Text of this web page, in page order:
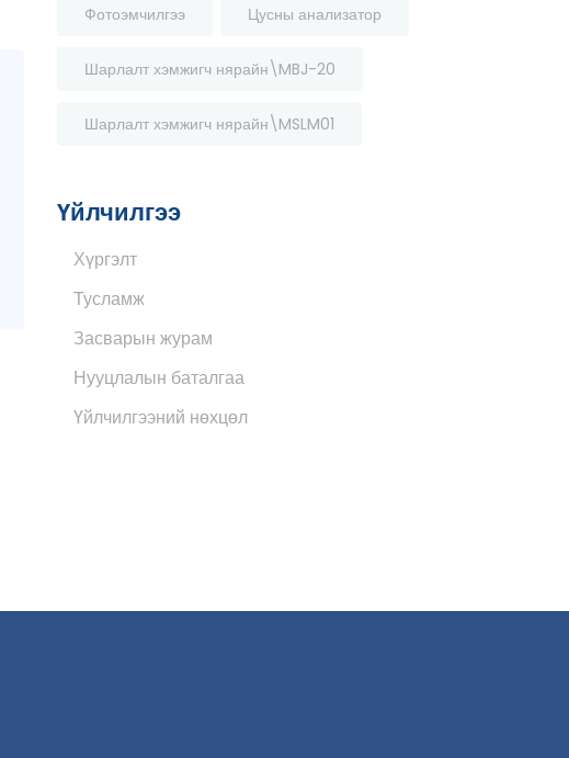
Фотоэмчилгээ Цусны анализатор
Шарлалт хэмжигч нярайн\MBJ-20
Шарлалт хэмжигч нярайн\MSLM01
Үйлчилгээ
Хүргэлт
Тусламж
Засварын журам
Нууцлалын баталгаа
Үйлчилгээний нөхцөл